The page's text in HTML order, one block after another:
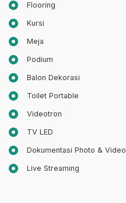
Flooring
Kursi
Meja
Podium
Balon Dekorasi
Toilet Portable
Videotron
TV LED
Dokumentasi Photo & Video
Live Streaming